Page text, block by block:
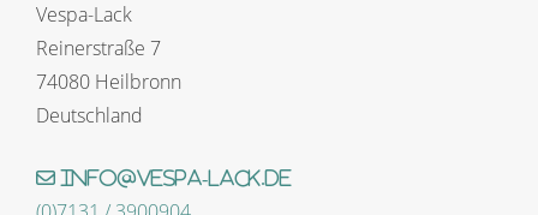
Vespa-Lack
Reinerstraße 7
74080 Heilbronn
Deutschland
info@vespa-lack.de